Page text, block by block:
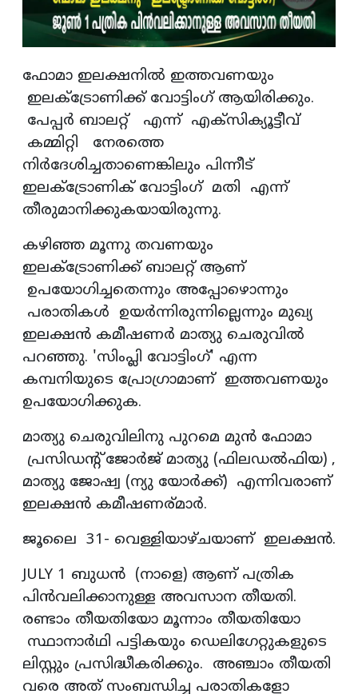
ഫോമാ ഇലക്ഷനിൽ ഇത്തവണയും
ഇലക്ട്രോണിക്ക് വോട്ടിംഗ് ആയിരിക്കും.
പേപ്പർ ബാലറ്റ് എന്ന് എക്സിക്യൂട്ടീവ്
കമ്മിറ്റി നേരത്തെ
നിർദേശിച്ചതാണെങ്കിലും പിന്നീട്
ഇലക്ട്രോണിക് വോട്ടിംഗ് മതി എന്ന്
തീരുമാനിക്കുകയായിരുന്നു.
കഴിഞ്ഞ മൂന്നു തവണയും
ഇലക്ട്രോണിക്ക് ബാലറ്റ് ആണ്
ഉപയോഗിച്ചതെന്നും അപ്പോഴൊന്നും
പരാതികൾ ഉയർന്നിരുന്നില്ലെന്നും മുഖ്യ
ഇലക്ഷൻ കമീഷണർ മാത്യു ചെരുവിൽ
പറഞ്ഞു. 'സിംപ്ലി വോട്ടിംഗ്' എന്ന
കമ്പനിയുടെ പ്രോഗ്രാമാണ് ഇത്തവണയും
ഉപയോഗിക്കുക.
മാത്യു ചെരുവിലിനു പുറമെ മുൻ ഫോമാ
പ്രസിഡന്റ് ജോർജ് മാത്യു (ഫിലഡൽഫിയ) ,
മാത്യു ജോഷ്വ (ന്യു യോർക്ക്) എന്നിവരാണ്
ഇലക്ഷൻ കമീഷണര്മാർ.
ജൂലൈ 31- വെള്ളിയാഴ്ചയാണ് ഇലക്ഷൻ.
JULY 1 ബുധൻ (നാളെ) ആണ് പത്രിക
പിൻവലിക്കാനുള്ള അവസാന തീയതി.
രണ്ടാം തീയതിയോ മൂന്നാം തീയതിയോ
സ്ഥാനാർഥി പട്ടികയും ഡെലിഗേറ്റുകളുടെ
ലിസ്റ്റും പ്രസിദ്ധീകരിക്കും. അഞ്ചാം തീയതി
വരെ അത് സംബന്ധിച്ച പരാതികളോ